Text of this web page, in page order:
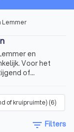
Lemmer
en
Voor het
of
of kruipruimte) (6)
filter_list Filters